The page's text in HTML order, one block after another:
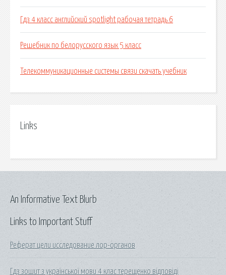
Гдз 4 класс английский spotlight рабочая тетрадь 6
Решебник по белорусского язык 5 класс
Телекоммуникационные системы связи скачать учебник
Links
Links to Important Stuff
Реферат цели исследование лор-органов
Гдз зошит з української мови 4 клас терещенко відповіді
An Informative Text Blurb